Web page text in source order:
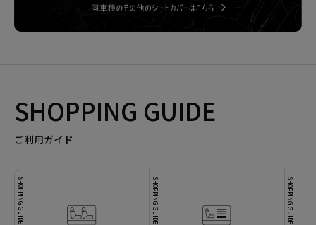
SHOPPING GUIDE
ご利用ガイド
SHOPPING GUIDE SHOPPING GUIDE SHOPPING GUIDE